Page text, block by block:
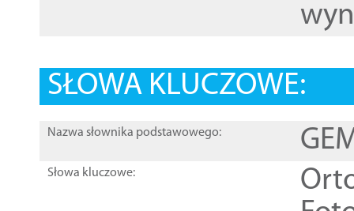
SŁOWA KLUCZOWE:
Nazwa słownika podstawowego:
Słowa kluczowe: